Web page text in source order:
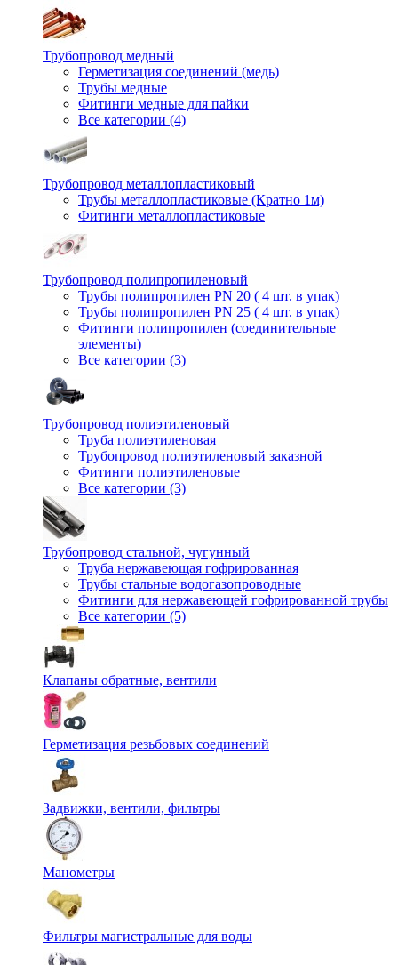
Трубопровод медный
Герметизация соединений (медь)
Трубы медные
Фитинги медные для пайки
Все категории (4)
Трубопровод металлопластиковый
Трубы металлопластиковые (Кратно 1м)
Фитинги металлопластиковые
Трубопровод полипропиленовый
Трубы полипропилен PN 20 ( 4 шт. в упак)
Трубы полипропилен PN 25 ( 4 шт. в упак)
Фитинги полипропилен (cоединительные
элементы)
Все категории (3)
Трубопровод полиэтиленовый
Труба полиэтиленовая
Трубопровод полиэтиленовый заказной
Фитинги полиэтиленовые
Все категории (3)
Трубопровод стальной, чугунный
Труба нержавеющая гофрированная
Трубы стальные водогазопроводные
Фитинги для нержавеющей гофрированной трубы
Все категории (5)
Клапаны обратные, вентили
Герметизация резьбовых соединений
Задвижки, вентили, фильтры
Манометры
Фильтры магистральные для воды